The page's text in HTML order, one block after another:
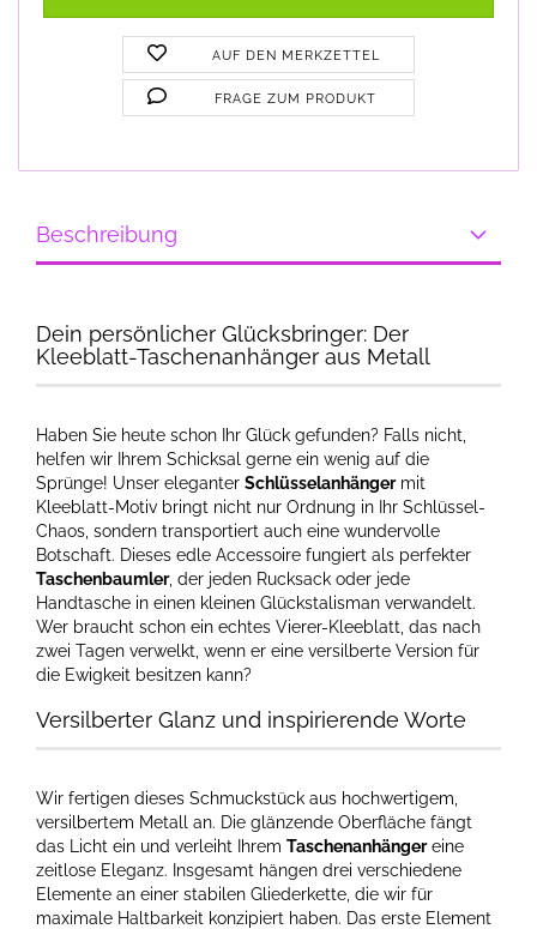
AUF DEN MERKZETTEL
FRAGE ZUM PRODUKT
Beschreibung
Dein persönlicher Glücksbringer: Der
Kleeblatt-Taschenanhänger aus Metall
Haben Sie heute schon Ihr Glück gefunden? Falls nicht,
helfen wir Ihrem Schicksal gerne ein wenig auf die
Sprünge! Unser eleganter Schlüsselanhängermit
Kleeblatt-Motiv bringt nicht nur Ordnung in Ihr Schlüssel-
Chaos, sondern transportiert auch eine wundervolle
Botschaft. Dieses edle Accessoire fungiert als perfekter
Taschenbaumler, der jeden Rucksack oder jede
Handtasche in einen kleinen Glückstalisman verwandelt.
Wer braucht schon ein echtes Vierer-Kleeblatt, das nach
zwei Tagen verwelkt, wenn er eine versilberte Version für
die Ewigkeit besitzen kann?
Versilberter Glanz und inspirierende Worte
Wir fertigen dieses Schmuckstück aus hochwertigem,
versilbertem Metall an. Die glänzende Oberfläche fängt
das Licht ein und verleiht Ihrem Taschenanhängereine
zeitlose Eleganz. Insgesamt hängen drei verschiedene
Elemente an einer stabilen Gliederkette, die wir für
maximale Haltbarkeit konzipiert haben. Das erste Element